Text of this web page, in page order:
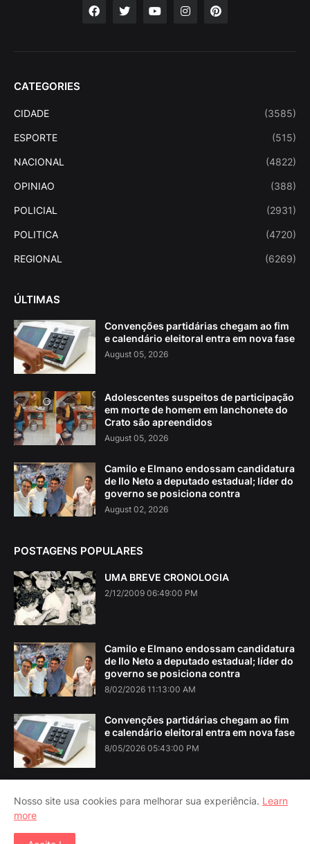
CATEGORIES
CIDADE (3585)
ESPORTE (515)
NACIONAL (4822)
OPINIAO (388)
POLICIAL (2931)
POLITICA (4720)
REGIONAL (6269)
ÚLTIMAS
Convenções partidárias chegam ao fim
e calendário eleitoral entra em nova fase
August 05, 2026
Adolescentes suspeitos de participação
em morte de homem em lanchonete do
Crato são apreendidos
August 05, 2026
Camilo e Elmano endossam candidatura
de Ilo Neto a deputado estadual; líder do
governo se posiciona contra
August 02, 2026
POSTAGENS POPULARES
UMA BREVE CRONOLOGIA
2/12/2009 06:49:00 PM
Camilo e Elmano endossam candidatura
de Ilo Neto a deputado estadual; líder do
governo se posiciona contra
8/02/2026 11:13:00 AM
Convenções partidárias chegam ao fim
e calendário eleitoral entra em nova fase
8/05/2026 05:43:00 PM
Nosso site usa cookies para melhorar sua experiência. Learn
more